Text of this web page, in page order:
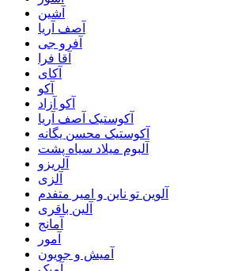
آشین
آصف آریا
آفرو جی
آقا فرا
آکای
آکو
آکو آزاد
آکوستیک آصف آریا
آکوستیک محسن یگانه
آلبوم میلاد سیاه پشت
آلریزو
آلزی
آلوین تو ناین و امیر متفدم
آلین باقری
آمانج
آمور
آمیش و جویون